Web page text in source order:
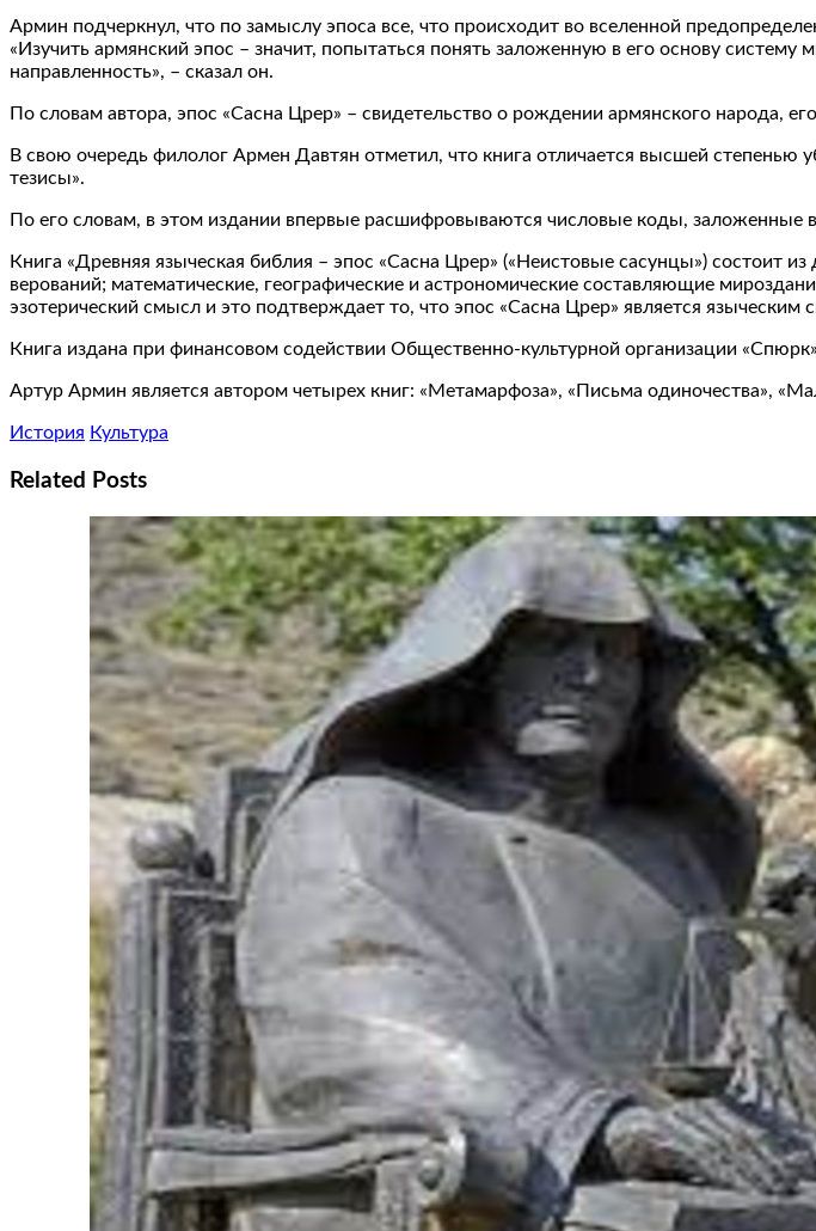
Армин подчеркнул, что по замыслу эпоса все, что происходит во вселенной
«Изучить армянский эпос – значит, попытаться понять заложенную в его основу
направленность», – сказал он.
По словам автора, эпос «Сасна Црер» – свидетельство о рождении армянского народа,
В свою очередь филолог Армен Давтян отметил, что книга отличается высшей степенью
тезисы».
По его словам, в этом издании впервые расшифровываются числовые коды, заложенные
Книга «Древняя языческая библия – эпос «Сасна Црер» («Неистовые сасунцы») состоит
верований; математические, географические и астрономические составляющие
эзотерический смысл и это подтверждает то, что эпос «Сасна Црер» является языческим
Книга издана при финансовом содействии Общественно-культурной организации
Артур Армин является автором четырех книг: «Метамарфоза», «Письма одиночества»,
История Культура
Related Posts